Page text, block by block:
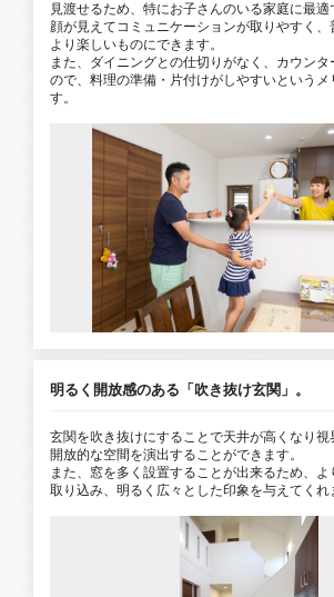
見渡せるため、特にお子さんのいる家庭に最適
顔が見えてコミュニケーションが取りやすく、
より楽しいものにできます。
また、ダイニングとの仕切りがなく、カウン
ので、料理の準備・片付けがしやすいというメ
す。
明るく開放感のある「吹き抜け玄関」。
玄関を吹き抜けにすることで天井が高くなり視
開放的な空間を演出することができます。
また、窓を多く設置することが出来るため、
取り込み、明るく広々とした印象を与えてくれ